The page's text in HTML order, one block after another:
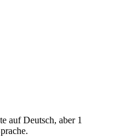
auf Deutsch, aber 1